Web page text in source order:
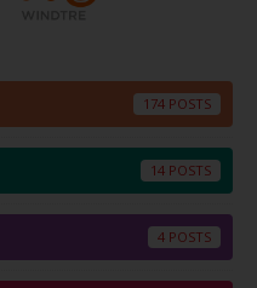
174
14
4